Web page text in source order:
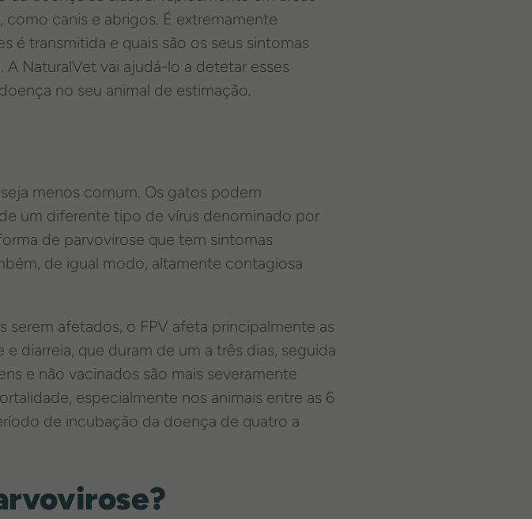
canis e abrigos. É extremamente
é transmitida e quais são os seus sintomas
NaturalVet vai ajudá-lo a detetar esses
no seu animal de estimação.
menos comum. Os gatos podem
um diferente tipo de vírus denominado por
de parvovirose que tem sintomas
de igual modo, altamente contagiosa
afetados, o FPV afeta principalmente as
diarreia, que duram de um a três dias, seguida
e não vacinados são mais severamente
especialmente nos animais entre as 6
de incubação da doença de quatro a